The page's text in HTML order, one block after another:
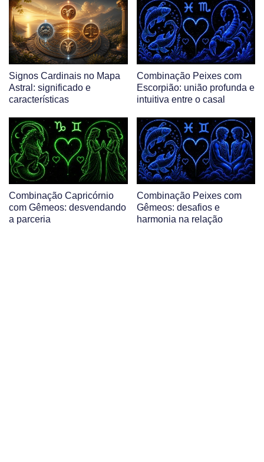
Signos Cardinais no Mapa
Astral: significado e
características
Combinação Peixes com
Escorpião: união profunda e
intuitiva entre o casal
Combinação Capricórnio
com Gêmeos: desvendando
a parceria
Combinação Peixes com
Gêmeos: desafios e
harmonia na relação